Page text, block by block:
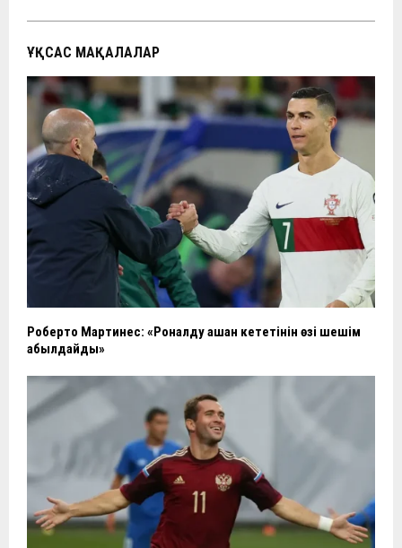
ҰҚСАС МАҚАЛАЛАР
Роберто Мартинес: «Роналду қашан кететінін өзі шешім
қабылдайды»